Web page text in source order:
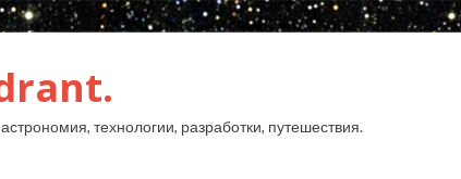
технологии, разработки, путешествия.